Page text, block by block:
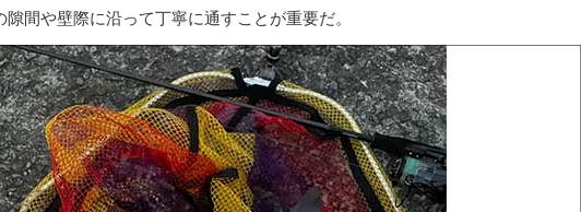
間や壁際に沿って丁寧に通すことが重要だ。